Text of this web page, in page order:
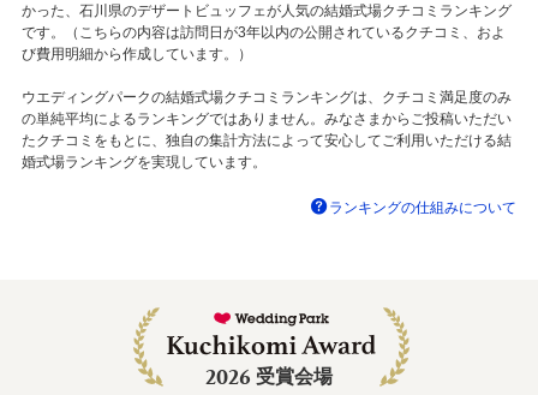
かった、石川県のデザートビュッフェが人気の結婚式場クチコミランキング
です。（こちらの内容は訪問日が3年以内の公開されているクチコミ、およ
び費用明細から作成しています。）
ウエディングパークの結婚式場クチコミランキングは、クチコミ満足度のみ
の単純平均によるランキングではありません。みなさまからご投稿いただい
たクチコミをもとに、独自の集計方法によって安心してご利用いただける結
婚式場ランキングを実現しています。
ランキングの仕組みについて
2026 受賞会場